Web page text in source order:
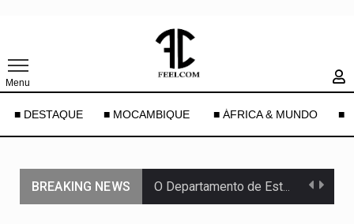
Menu
■ DESTAQUE ■ MOCAMBIQUE ■ ÁFRICA & MUNDO ■
BREAKING NEWS O Departamento de Estado norte-americano confirmou que cidadãos dos Estados…